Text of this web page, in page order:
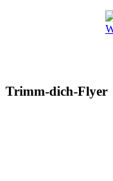
Trimm-dich-Flyer